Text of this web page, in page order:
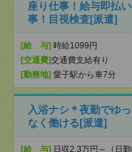
座り仕事！給与即払
事！目視検査[派遣]
[給 与] 時給1099円
[交通費]交通費支給有り
[勤務地] 愛子駅から車7分
入浴ナシ＊夜勤でゆ
なく働ける[派遣]
[給 与] 日収2.3万円～（日